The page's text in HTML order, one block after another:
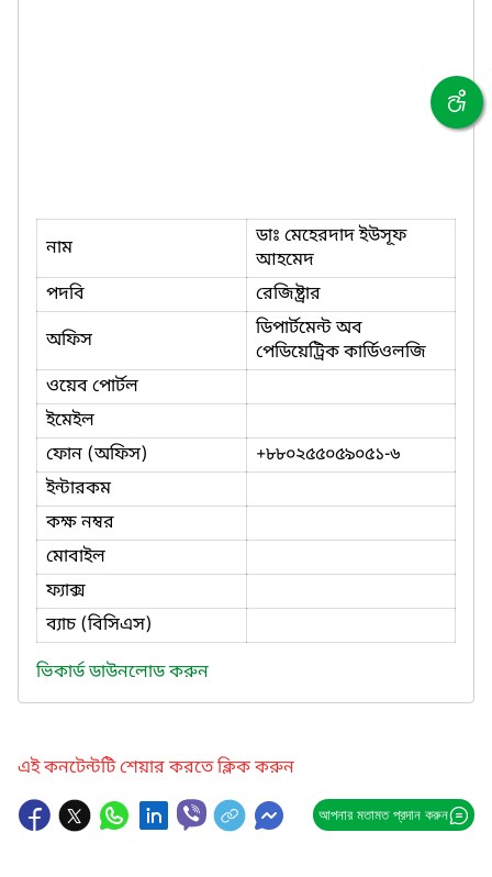
নাম
ডাঃ মেহেরদাদ ইউসূফ
আহমেদ
পদবি
রেজিষ্ট্রার
অফিস
ডিপার্টমেন্ট অব
পেডিয়েট্রিক কার্ডিওলজি
ওয়েব পোর্টল
ইমেইল
ফোন (অফিস)
+৮৮০২৫৫০৫৯০৫১-৬
ইন্টারকম
কক্ষ নম্বর
মোবাইল
ফ্যাক্স
ব্যাচ (বিসিএস)
ভিকার্ড ডাউনলোড করুন
এই কনটেন্টটি শেয়ার করতে ক্লিক করুন
আপনার মতামত প্রদান করুন